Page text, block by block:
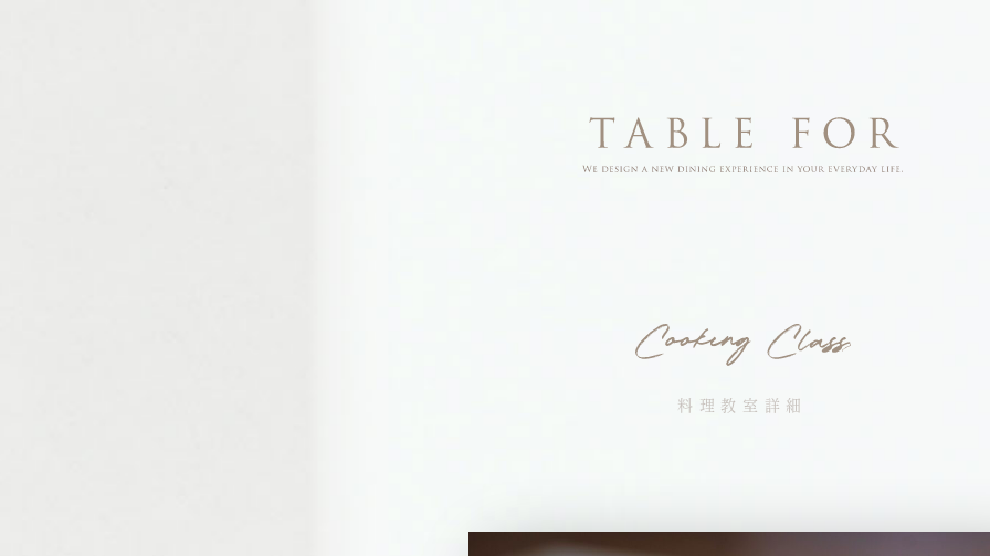
料理教室詳細